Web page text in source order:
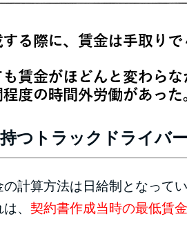
つトラックドライバ
計算方法は日給制となってい
、 契約書作成当時の最低賃